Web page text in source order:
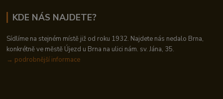
KDE NÁS NAJDETE?
Sídlíme na stejném místě již od roku 1932. Najdete nás nedalo Brna,
konkrétně ve městě Újezd u Brna na ulici nám. sv. Jána, 35.
→ podrobnější informace